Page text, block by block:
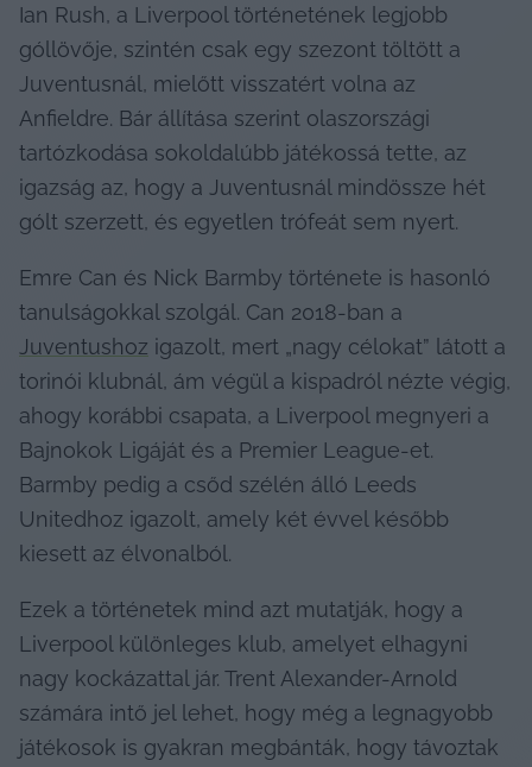
Ian Rush, a Liverpool történetének legjobb
góllövője, szintén csak egy szezont töltött a
Juventusnál, mielőtt visszatért volna az
Anfieldre. Bár állítása szerint olaszországi
tartózkodása sokoldalúbb játékossá tette, az
igazság az, hogy a Juventusnál mindössze hét
gólt szerzett, és egyetlen trófeát sem nyert.
Emre Can és Nick Barmby története is hasonló
Juventushoz igazolt, mert „nagy célokat” látott a
torinói klubnál, ám végül a kispadról nézte végig,
ahogy korábbi csapata, a Liverpool megnyeri a
Bajnokok Ligáját és a Premier League-et.
Barmby pedig a csőd szélén álló Leeds
Unitedhoz igazolt, amely két évvel később
kiesett az élvonalból.
Ezek a történetek mind azt mutatják, hogy a
Liverpool különleges klub, amelyet elhagyni
nagy kockázattal jár. Trent Alexander-Arnold
számára intő jel lehet, hogy még a legnagyobb
játékosok is gyakran megbánták, hogy távoztak